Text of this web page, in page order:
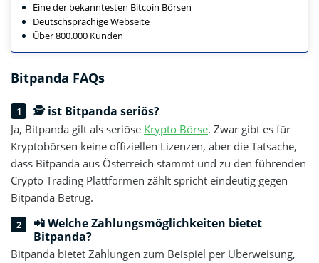
Eine der bekanntesten Bitcoin Börsen
Deutschsprachige Webseite
Über 800.000 Kunden
Bitpanda FAQs
🕵 ist Bitpanda seriös?
Ja, Bitpanda gilt als seriöse Krypto Börse. Zwar gibt es für
Kryptobörsen keine offiziellen Lizenzen, aber die Tatsache,
dass Bitpanda aus Österreich stammt und zu den führenden
Crypto Trading Plattformen zählt spricht eindeutig gegen
Bitpanda Betrug.
📲 Welche Zahlungsmöglichkeiten bietet
Bitpanda?
Bitpanda bietet Zahlungen zum Beispiel per Überweisung,